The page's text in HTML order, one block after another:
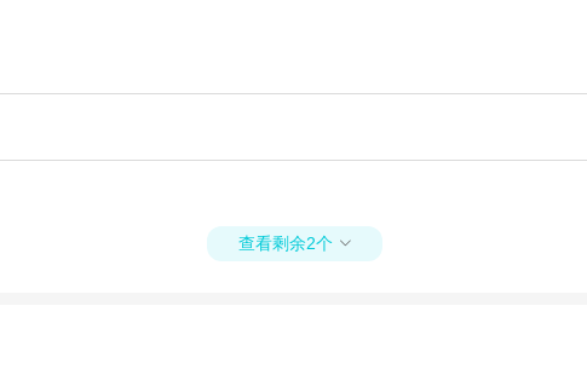
查看剩余2个 